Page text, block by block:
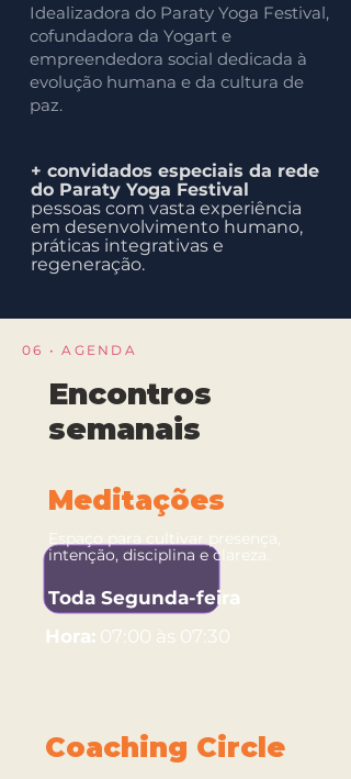
Idealizadora do Paraty Yoga Festival,
cofundadora da Yogart e
empreendedora social dedicada à
evolução humana e da cultura de
paz.
+ convidados especiais da rede
do Paraty Yoga Festival
pessoas com vasta experiência
em desenvolvimento humano,
práticas integrativas e
regeneração.
06 • AGENDA
Encontros
semanais
Meditações
Espaço para cultivar presença,
intenção, disciplina e clareza.
Toda Segunda-feira
Hora: 07:00 às 07:30
Coaching Circle